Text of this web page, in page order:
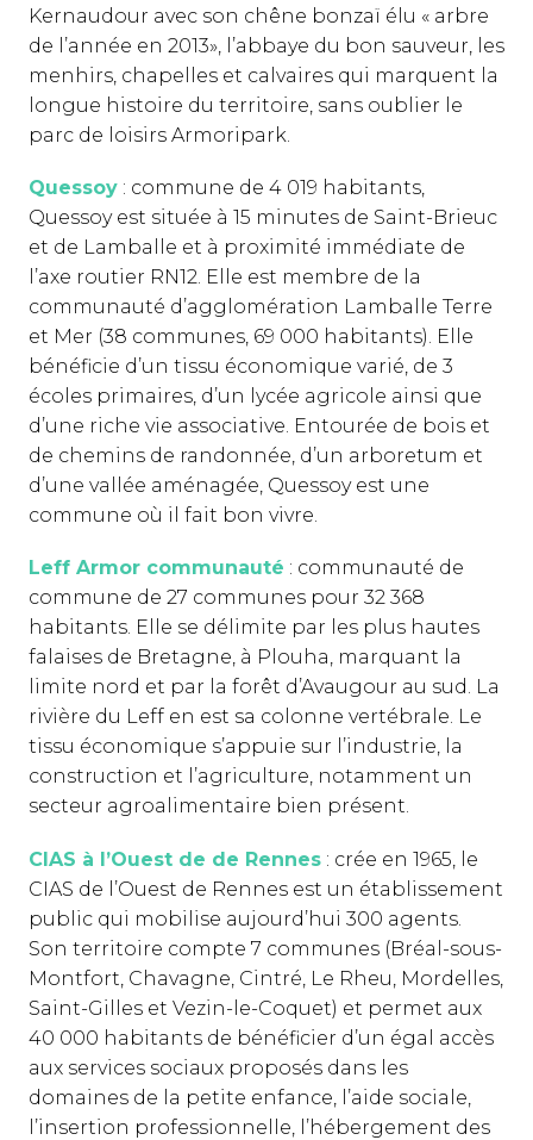
Kernaudour avec son chêne bonzaï élu « arbre
de l’année en 2013», l’abbaye du bon sauveur, les
menhirs, chapelles et calvaires qui marquent la
longue histoire du territoire, sans oublier le
parc de loisirs Armoripark.
Quessoy : commune de 4 019 habitants,
Quessoy est située à 15 minutes de Saint-Brieuc
et de Lamballe et à proximité immédiate de
l’axe routier RN12. Elle est membre de la
communauté d’agglomération Lamballe Terre
et Mer (38 communes, 69 000 habitants). Elle
bénéficie d’un tissu économique varié, de 3
écoles primaires, d’un lycée agricole ainsi que
d’une riche vie associative. Entourée de bois et
de chemins de randonnée, d’un arboretum et
d’une vallée aménagée, Quessoy est une
commune où il fait bon vivre.
Leff Armor communauté : communauté de
commune de 27 communes pour 32 368
habitants. Elle se délimite par les plus hautes
falaises de Bretagne, à Plouha, marquant la
limite nord et par la forêt d’Avaugour au sud. La
rivière du Leff en est sa colonne vertébrale. Le
tissu économique s’appuie sur l’industrie, la
construction et l’agriculture, notamment un
secteur agroalimentaire bien présent.
CIAS à l’Ouest de de Rennes : crée en 1965, le
CIAS de l’Ouest de Rennes est un établissement
public qui mobilise aujourd’hui 300 agents.
Son territoire compte 7 communes (Bréal-sous-
Montfort, Chavagne, Cintré, Le Rheu, Mordelles,
Saint-Gilles et Vezin-le-Coquet) et permet aux
40 000 habitants de bénéficier d’un égal accès
aux services sociaux proposés dans les
domaines de la petite enfance, l’aide sociale,
l’insertion professionnelle, l’hébergement des